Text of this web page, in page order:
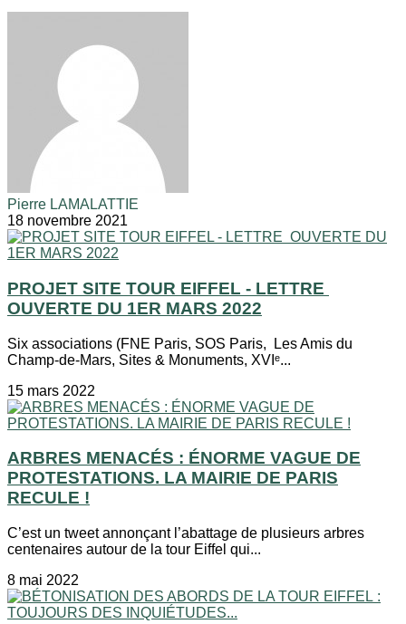
Pierre LAMALATTIE
18 novembre 2021
PROJET SITE TOUR EIFFEL - LETTRE
OUVERTE DU 1ER MARS 2022
Six associations (FNE Paris, SOS Paris, Les Amis du
Champ-de-Mars, Sites & Monuments, XVIᵉ...
15 mars 2022
ARBRES MENACÉS : ÉNORME VAGUE DE
PROTESTATIONS. LA MAIRIE DE PARIS
RECULE !
C’est un tweet annonçant l’abattage de plusieurs arbres
centenaires autour de la tour Eiffel qui...
8 mai 2022